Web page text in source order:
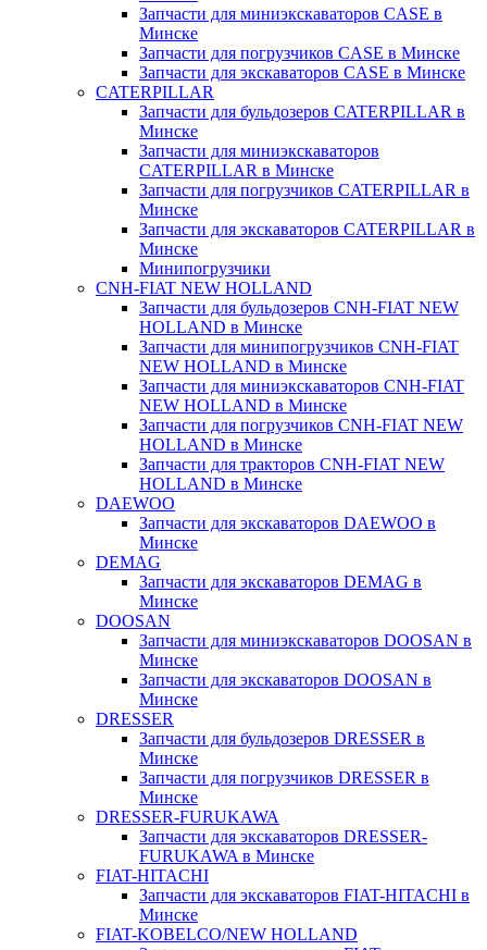
Запчасти для миниэкскаваторов CASE в
Минске
Запчасти для погрузчиков CASE в Минске
Запчасти для экскаваторов CASE в Минске
CATERPILLAR
Запчасти для бульдозеров CATERPILLAR в
Минске
Запчасти для миниэкскаваторов
CATERPILLAR в Минске
Запчасти для погрузчиков CATERPILLAR в
Минске
Запчасти для экскаваторов CATERPILLAR в
Минскe
Минипогрузчики
CNH-FIAT NEW HOLLAND
Запчасти для бульдозеров CNH-FIAT NEW
HOLLAND в Минске
Запчасти для минипогрузчиков CNH-FIAT
NEW HOLLAND в Минске
Запчасти для миниэкскаваторов CNH-FIAT
NEW HOLLAND в Минске
Запчасти для погрузчиков CNH-FIAT NEW
HOLLAND в Минске
Запчасти для тракторов CNH-FIAT NEW
HOLLAND в Минске
DAEWOO
Запчасти для экскаваторов DAEWOO в
Минске
DEMAG
Запчасти для экскаваторов DEMAG в
Минске
DOOSAN
Запчасти для миниэкскаваторов DOOSAN в
Минске
Запчасти для экскаваторов DOOSAN в
Минске
DRESSER
Запчасти для бульдозеров DRESSER в
Минске
Запчасти для погрузчиков DRESSER в
Минске
DRESSER-FURUKAWA
Запчасти для экскаваторов DRESSER-
FURUKAWA в Минске
FIAT-HITACHI
Запчасти для экскаваторов FIAT-HITACHI в
Минске
FIAT-KOBELCO/NEW HOLLAND